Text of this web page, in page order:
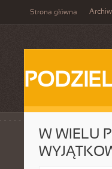
Strona główna
W WIELU